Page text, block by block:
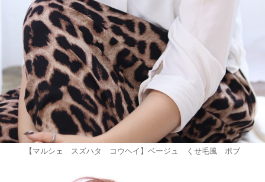
【マルシェ スズハタ コウヘイ】ベージュ くせ毛風 ボブ